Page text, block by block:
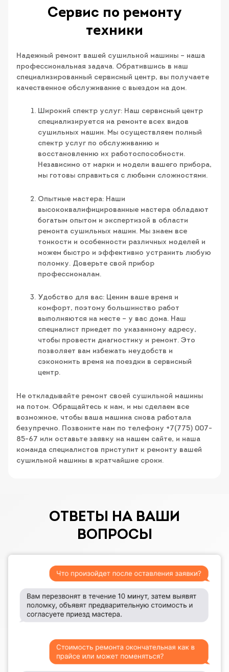
Сервис по ремонту
техники
Надежный ремонт вашей сушильной машины – наша
профессиональная задача. Обратившись в наш
специализированный сервисный центр, вы получаете
качественное обслуживание с выездом на дом.
Широкий спектр услуг: Наш сервисный центр
специализируется на ремонте всех видов
сушильных машин. Мы осуществляем полный
спектр услуг по обслуживанию и
восстановлению их работоспособности.
Независимо от марки и модели вашего прибора,
мы готовы справиться с любыми сложностями.
Опытные мастера: Наши
высококвалифицированные мастера обладают
богатым опытом и экспертизой в области
ремонта сушильных машин. Мы знаем все
тонкости и особенности различных моделей и
можем быстро и эффективно устранить любую
поломку. Доверьте свой прибор
профессионалам.
Удобство для вас: Ценим ваше время и
комфорт, поэтому большинство работ
выполняются на месте – у вас дома. Наш
специалист приедет по указанному адресу,
чтобы провести диагностику и ремонт. Это
позволяет вам избежать неудобств и
сэкономить время на поездки в сервисный
центр.
Не откладывайте ремонт своей сушильной машины
на потом. Обращайтесь к нам, и мы сделаем все
возможное, чтобы ваша машина снова работала
безупречно. Позвоните нам по телефону +7(775) 007-
85-67 или оставьте заявку на нашем сайте, и наша
команда специалистов приступит к ремонту вашей
сушильной машины в кратчайшие сроки.
ОТВЕТЫ НА ВАШИ
ВОПРОСЫ